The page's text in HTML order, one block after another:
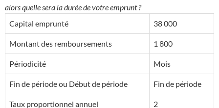
alors quelle sera la durée de votre emprunt ?
Capital emprunté
38 000
Montant des remboursements 1 800
Périodicité Mois
Fin de période ou Début de période Fin de période
Taux proportionnel annuel 2